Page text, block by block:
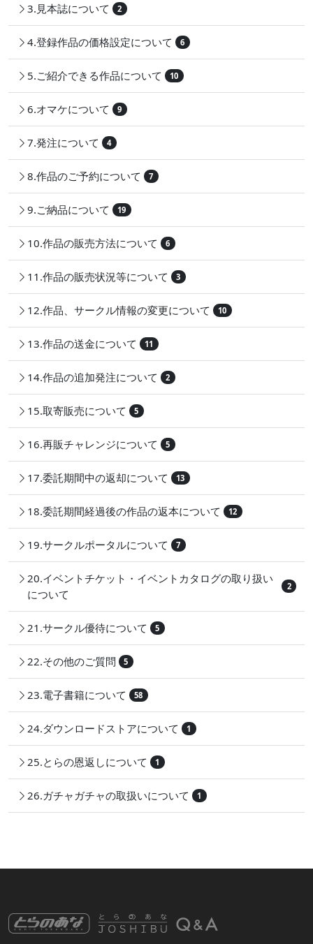
3.見本誌について 2
4.登録作品の価格設定について 6
5.ご紹介できる作品について 10
6.オマケについて 9
7.発注について 4
8.作品のご予約について 7
9.ご納品について 19
10.作品の販売方法について 6
11.作品の販売状況等について 3
12.作品、サークル情報の変更について 10
13.作品の送金について 11
14.作品の追加発注について 2
15.取寄販売について 5
16.再販チャレンジについて 5
17.委託期間中の返却について 13
18.委託期間経過後の作品の返本について 12
19.サークルポータルについて 7
20.イベントチケット・イベントカタログの取り扱い
について
2
21.サークル優待について 5
22.その他のご質問 5
23.電子書籍について 58
24.ダウンロードストアについて 1
25.とらの恩返しについて 1
26.ガチャガチャの取扱いについて 1